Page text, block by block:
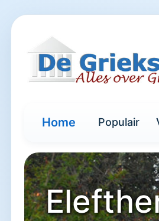
Home Populair